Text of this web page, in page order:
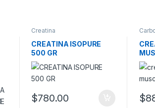
Creatina
CREATINA ISOPURE
500 GR
$780.00 $